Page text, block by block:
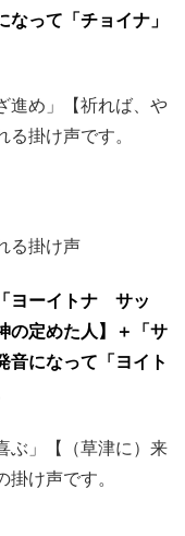
って「チョイナ」
め」【祈れば、や
掛け声です。
る掛け声
ヨーイトナ サッ
の定めた人】＋「サ
音になって「ヨイト
ぶ」【（草津に）来
け声です。